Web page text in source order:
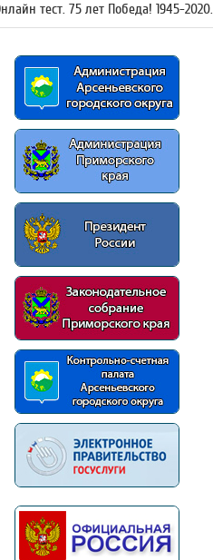
тест. 75 лет Победа! 1945-2020.